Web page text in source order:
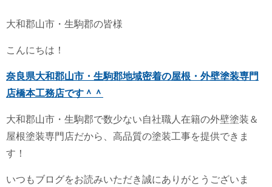
大和郡山市・生駒郡の皆様
こんにちは！
奈良県大和郡山市・生駒郡地域密着の屋根・外壁塗装専門
店橋本工務店です＾＾
大和郡山市・生駒郡で数少ない自社職人在籍の外壁塗装＆
屋根塗装専門店だから、高品質の塗装工事を提供できま
す！
いつもブログをお読みいただき誠にありがとうございま